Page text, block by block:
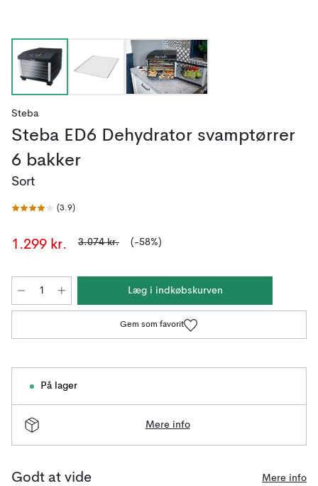
Steba
Steba ED6 Dehydrator svamptørrer
6 bakker
Sort
(3.9)
1.299 kr. 3.074 kr. (-58%)
Læg i indkøbskurven
Gem som favorit
På lager
Mere info
Godt at vide Mere info